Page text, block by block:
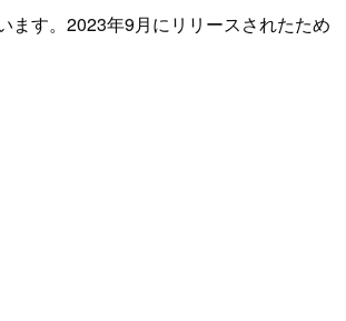
ます。2023年9月にリリースされたため